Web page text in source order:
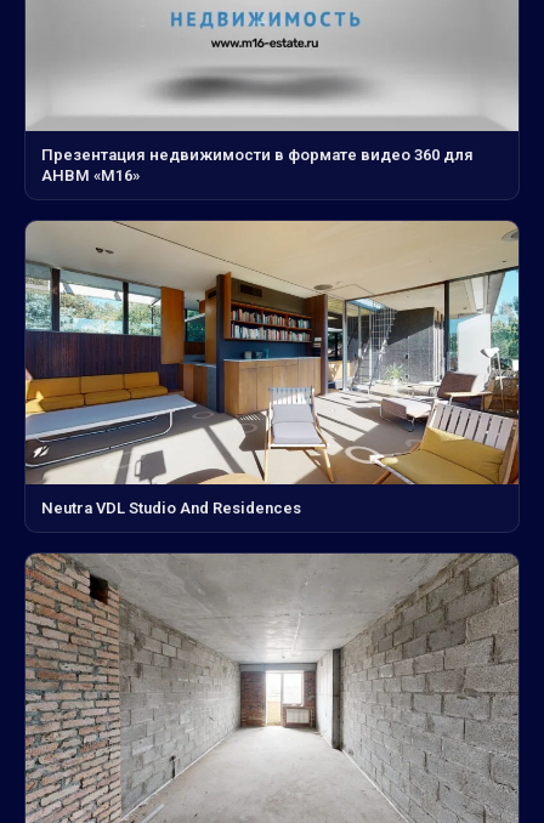
Презентация недвижимости в формате видео 360 для
АНВМ «М16»
Neutra VDL Studio And Residences